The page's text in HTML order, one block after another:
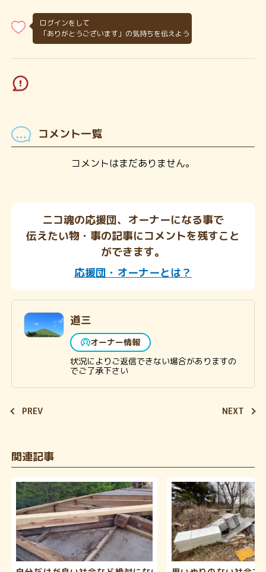
ログインをして
「ありがとうございます」の気持ちを伝えよう
コメント一覧
コメントはまだありません。
ニコ魂の応援団、オーナーになる事で
伝えたい物・事の記事にコメントを残すこと
ができます。
応援団・オーナーとは？
道三
オーナー情報
状況によりご返信できない場合がありますの
でご了承下さい
PREV NEXT
関連記事